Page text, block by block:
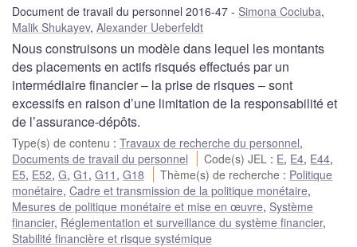
Document de travail du personnel 2016-47 Simona Cociuba,
Malik Shukayev, Alexander Ueberfeldt
Nous construisons un modèle dans lequel les montants
des placements en actifs risqués effectués par un
intermédiaire financier ‒ la prise de risques ‒ sont
excessifs en raison d’une limitation de la responsabilité et
de l’assurance-dépôts.
Type(s) de contenu : Travaux de recherche du personnel,
Documents de travail du personnel
Code(s) JEL : E, E4, E44,
E5, E52, G, G1 , G11 , G18 Thème(s) de recherche : Politique
monétaire, Cadre et transmission de la politique monétaire,
Mesures de politique monétaire et mise en œuvre, Système
financier, Réglementation et surveillance du système financier,
Stabilité financière et risque systémique